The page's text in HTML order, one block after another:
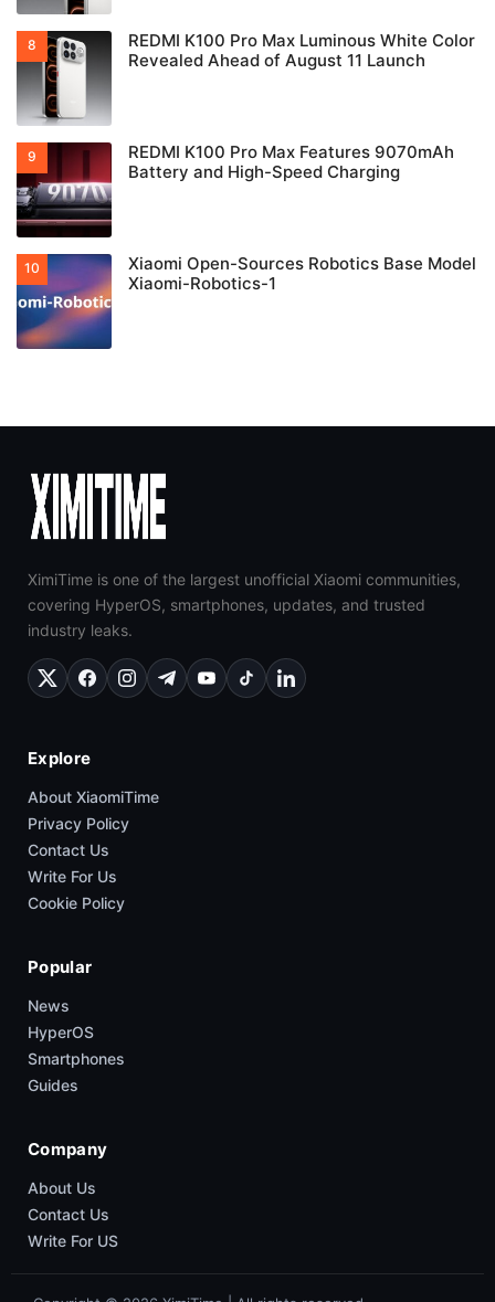
REDMI K100 Pro Max Luminous White Color
Revealed Ahead of August 11 Launch
REDMI K100 Pro Max Features 9070mAh
Battery and High-Speed Charging
Xiaomi Open-Sources Robotics Base Model
Xiaomi-Robotics-1
XimiTime is one of the largest unofficial Xiaomi communities,
covering HyperOS, smartphones, updates, and trusted
industry leaks.
Explore
About XiaomiTime
Privacy Policy
Contact Us
Write For Us
Cookie Policy
Popular
News
HyperOS
Smartphones
Guides
Company
About Us
Contact Us
Write For US